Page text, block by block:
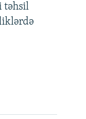
720p
təhsil